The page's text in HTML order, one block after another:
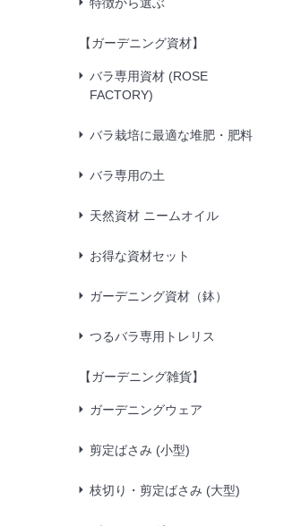
【ガーデニング資材】
バラ専用資材 (ROSE
FACTORY)
バラ栽培に最適な堆肥・肥料
バラ専用の土
天然資材 ニームオイル
お得な資材セット
ガーデニング資材（鉢）
つるバラ専用トレリス
【ガーデニング雑貨】
ガーデニングウェア
剪定ばさみ (小型)
枝切り・剪定ばさみ (大型)